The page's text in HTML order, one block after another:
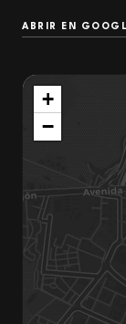
ABRIR EN
+
−